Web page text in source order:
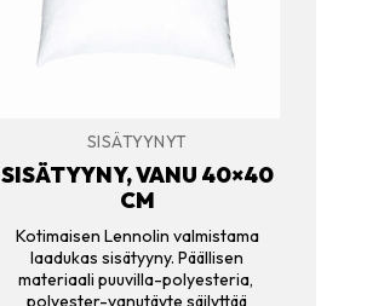
SISÄTYYNYT
SISÄTYYNY, VANU 40×40
CM
Kotimaisen Lennolin valmistama
laadukas sisätyyny. Päällisen
materiaali puuvilla-polyesteria,
polyester-vanutäyte säilyttää